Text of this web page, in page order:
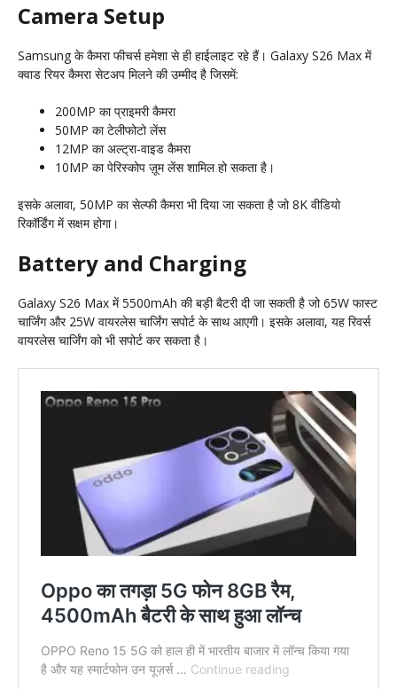
Camera Setup
Samsung के कैमरा फीचर्स हमेशा से ही हाईलाइट रहे हैं। Galaxy S26 Max में
क्वाड रियर कैमरा सेटअप मिलने की उम्मीद है जिसमें:
200MP का प्राइमरी कैमरा
50MP का टेलीफोटो लेंस
12MP का अल्ट्रा-वाइड कैमरा
10MP का पेरिस्कोप ज़ूम लेंस शामिल हो सकता है।
इसके अलावा, 50MP का सेल्फी कैमरा भी दिया जा सकता है जो 8K वीडियो
रिकॉर्डिंग में सक्षम होगा।
Battery and Charging
Galaxy S26 Max में 5500mAh की बड़ी बैटरी दी जा सकती है जो 65W फास्ट
चार्जिंग और 25W वायरलेस चार्जिंग सपोर्ट के साथ आएगी। इसके अलावा, यह रिवर्स
वायरलेस चार्जिंग को भी सपोर्ट कर सकता है।